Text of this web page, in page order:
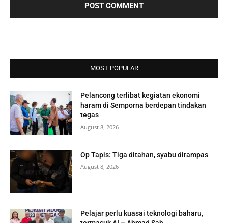
MOST POPULAR
Pelancong terlibat kegiatan ekonomi
haram di Semporna berdepan tindakan
tegas
August 8, 2026
Op Tapis: Tiga ditahan, syabu dirampas
August 8, 2026
Pelajar perlu kuasai teknologi baharu,